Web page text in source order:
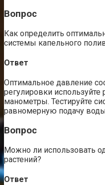
Вопрос
Как определить
системы капельного
Ответ
Оптимальное давление
регулировки
манометры. Тестируйте
равномерную подачу
Вопрос
Можно ли использовать
растений?
Ответ